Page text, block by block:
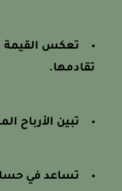
تعكس القيمة
تقادمها.
تبين الأرباح
تساعد في حساب